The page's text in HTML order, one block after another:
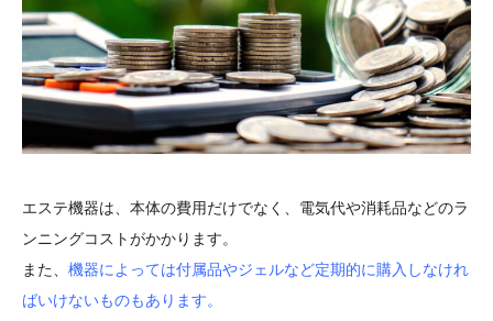
エステ機器は、本体の費用だけでなく、電気代や消耗品などのラ
ンニングコストがかかります。
また、 機器によっては付属品やジェルなど定期的に購入しなけれ
ばいけないものもあります。